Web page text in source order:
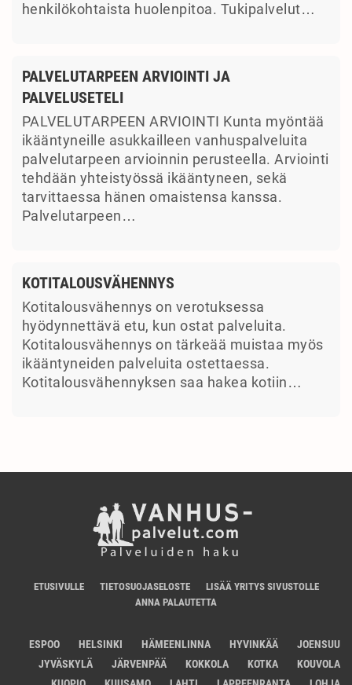
henkilökohtaista huolenpitoa. Tukipalvelut…
PALVELUTARPEEN ARVIOINTI JA
PALVELUSETELI
PALVELUTARPEEN ARVIOINTI Kunta myöntää
ikääntyneille asukkailleen vanhuspalveluita
palvelutarpeen arvioinnin perusteella. Arviointi
tehdään yhteistyössä ikääntyneen, sekä
tarvittaessa hänen omaistensa kanssa.
Palvelutarpeen…
KOTITALOUSVÄHENNYS
Kotitalousvähennys on verotuksessa
hyödynnettävä etu, kun ostat palveluita.
Kotitalousvähennys on tärkeää muistaa myös
ikääntyneiden palveluita ostettaessa.
Kotitalousvähennyksen saa hakea kotiin…
ETUSIVULLE TIETOSUOJASELOSTE
LISÄÄ YRITYS SIVUSTOLLE
ANNA PALAUTETTA
ESPOO HELSINKI HÄMEENLINNA HYVINKÄÄ
JOENSUU
JYVÄSKYLÄ
JÄRVENPÄÄ KOKKOLA KOTKA
KOUVOLA